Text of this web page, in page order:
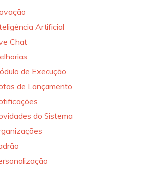
Artificial
Chat
de Execução
de Lançamento
do Sistema